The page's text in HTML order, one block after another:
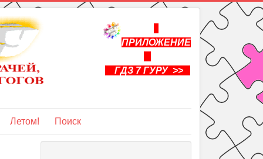
ПРИЛОЖЕНИЕ
ГДЗ 7 ГУРУ >>
Летом! Поиск